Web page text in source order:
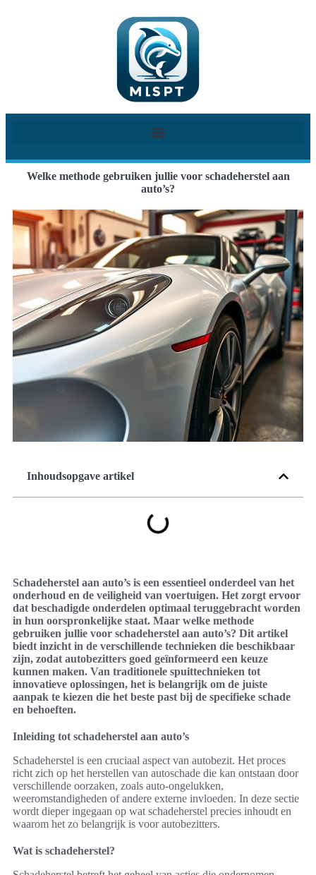
Welke methode gebruiken jullie voor schadeherstel aan
auto’s?
Inhoudsopgave artikel
Schadeherstel aan auto’s is een essentieel onderdeel van het
onderhoud en de veiligheid van voertuigen. Het zorgt ervoor
dat beschadigde onderdelen optimaal teruggebracht worden
in hun oorspronkelijke staat. Maar welke methode
gebruiken jullie voor schadeherstel aan auto’s? Dit artikel
biedt inzicht in de verschillende technieken die beschikbaar
zijn, zodat autobezitters goed geïnformeerd een keuze
kunnen maken. Van traditionele spuittechnieken tot
innovatieve oplossingen, het is belangrijk om de juiste
aanpak te kiezen die het beste past bij de specifieke schade
en behoeften.
Inleiding tot schadeherstel aan auto’s
Schadeherstel is een cruciaal aspect van autobezit. Het proces
richt zich op het herstellen van autoschade die kan ontstaan door
verschillende oorzaken, zoals auto-ongelukken,
weeromstandigheden of andere externe invloeden. In deze sectie
wordt dieper ingegaan op wat schadeherstel precies inhoudt en
waarom het zo belangrijk is voor autobezitters.
Wat is schadeherstel?